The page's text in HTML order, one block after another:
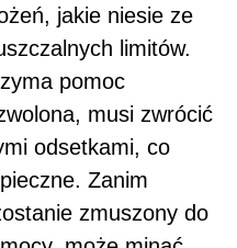
jakie niesie ze
limitów.
pomoc
musi zwrócić
odsetkami, co
Zanim
zmuszony do